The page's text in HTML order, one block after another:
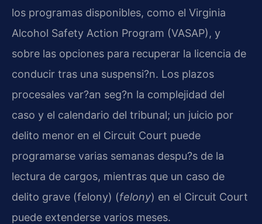
los programas disponibles, como el Virginia
Alcohol Safety Action Program (VASAP), y
sobre las opciones para recuperar la licencia de
conducir tras una suspensi?n. Los plazos
procesales var?an seg?n la complejidad del
caso y el calendario del tribunal; un juicio por
delito menor en el Circuit Court puede
programarse varias semanas despu?s de la
lectura de cargos, mientras que un caso de
delito grave (felony) (felony) en el Circuit Court
puede extenderse varios meses.